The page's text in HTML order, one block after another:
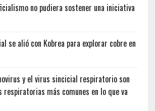
no pudiera sostener una iniciativa
se alió con Kobrea para explorar cobre en
y el virus sincicial respiratorio son
respiratorias más comunes en lo que va